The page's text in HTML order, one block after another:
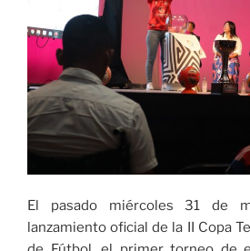
Selección
Colombia
de
fútbol»
El pasado miércoles 31 de
lanzamiento oficial de la II Copa